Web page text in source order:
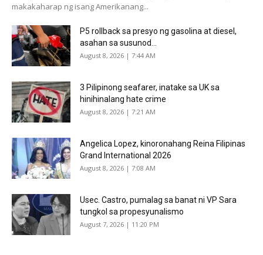
makakaharap ng isang Amerikanang...
P5 rollback sa presyo ng gasolina at diesel,
asahan sa susunod...
August 8, 2026 | 7:44 AM
3 Pilipinong seafarer, inatake sa UK sa
hinihinalang hate crime
August 8, 2026 | 7:21 AM
Angelica Lopez, kinoronahang Reina Filipinas
Grand International 2026
August 8, 2026 | 7:08 AM
Usec. Castro, pumalag sa banat ni VP Sara
tungkol sa propesyunalismo
August 7, 2026 | 11:20 PM